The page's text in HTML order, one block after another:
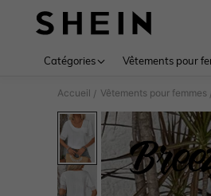
Catégories Vêtements pour
Accueil / Vêtements pour femmes